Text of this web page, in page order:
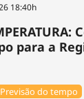
18:40h
para a
do tempo